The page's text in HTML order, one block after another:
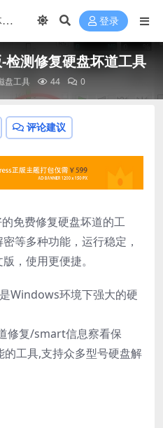
登录
测修复硬盘坏道工具
盘工具 44 0
评论建议
免费修复硬盘坏道的工
等多种功能，运行稳定，
，使用更便捷。
Windows环境下强大的硬
修复/smart信息察看保
工具,支持众多型号硬盘解